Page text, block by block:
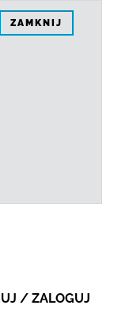
ZAMKNIJ
/ ZALOGUJ